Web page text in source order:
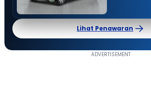
Lihat Penawaran